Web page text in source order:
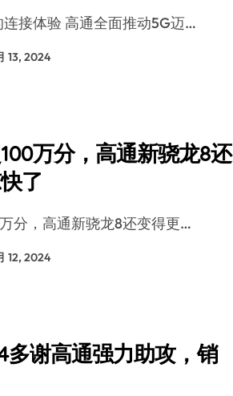
连接体验 高通全面推动5G迈…
13, 2024
万分，高通新骁龙8还
了
万分，高通新骁龙8还变得更…
12, 2024
多谢高通强力助攻，销